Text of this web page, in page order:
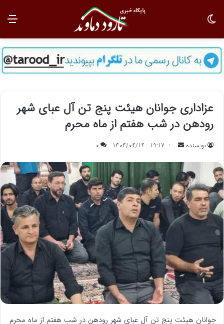
عزاداری جوانان هیئت پنج تن آل عبای شهر
رودهن در شب هفتم از ماه محرم
نویسنده
ا
ل
ب
ه
م
ی
ل
19:17 - 1404/04/14
0
جوانان هیئت پنج تن آل عبای شهر رودهن در شب هفتم از ماه محرم